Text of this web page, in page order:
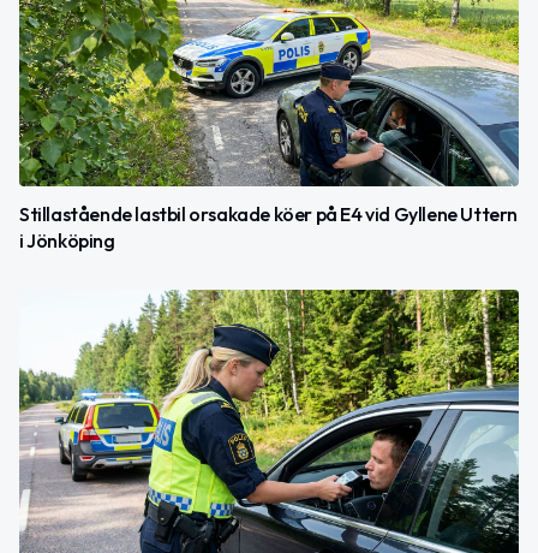
Stillastående lastbil orsakade köer på E4 vid Gyllene Uttern
i Jönköping